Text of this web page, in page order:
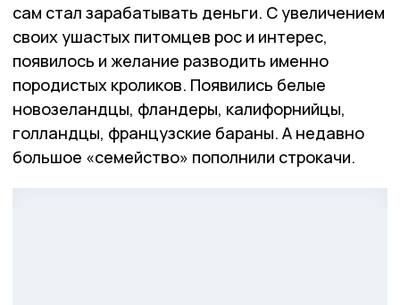
сам стал зарабатывать деньги. С увеличением
своих ушастых питомцев рос и интерес,
появилось и желание разводить именно
породистых кроликов. Появились белые
новозеландцы, фландеры, калифорнийцы,
голландцы, французские бараны. А недавно
большое «семейство» пополнили строкачи.